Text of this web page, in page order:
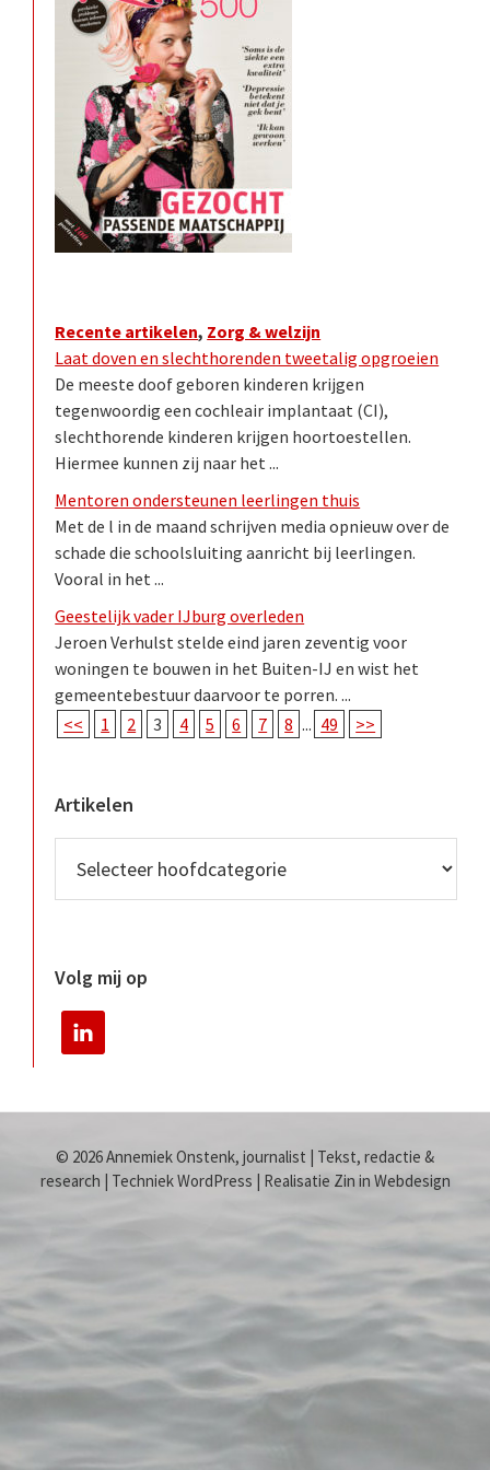
Recente artikelen, Zorg & welzijn
Laat doven en slechthorenden tweetalig opgroeien
De meeste doof geboren kinderen krijgen
tegenwoordig een cochleair implantaat (CI),
slechthorende kinderen krijgen hoortoestellen.
Hiermee kunnen zij naar het ...
Mentoren ondersteunen leerlingen thuis
Met de l in de maand schrijven media opnieuw over de
schade die schoolsluiting aanricht bij leerlingen.
Vooral in het ...
Geestelijk vader IJburg overleden
Jeroen Verhulst stelde eind jaren zeventig voor
woningen te bouwen in het Buiten-IJ en wist het
gemeentebestuur daarvoor te porren. ...
<<
1 2 3 4 5 6 7 8 ... 49 >>
Artikelen
Volg mij op
© 2026 Annemiek Onstenk, journalist | Tekst, redactie &
research | Techniek WordPress | Realisatie Zin in Webdesign